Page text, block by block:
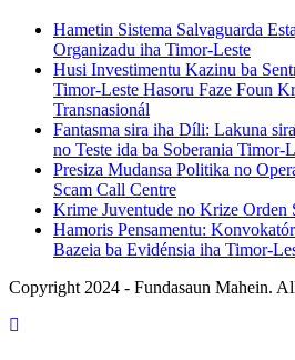
Hametin Sistema Salvaguarda
Organizadu iha Timor-Leste
Husi Investimentu Kazinu ba
Timor-Leste Hasoru Faze Foun
Transnasionál
Fantasma sira iha Díli: Lakuna
no Teste ida ba Soberania Timor-
Presiza Mudansa Politika no
Scam Call Centre
Krime Juventude no Krize Orden
Hamoris Pensamentu:
Bazeia ba Evidénsia iha Timor-
Copyright 2024 - Fundasaun Mahein.